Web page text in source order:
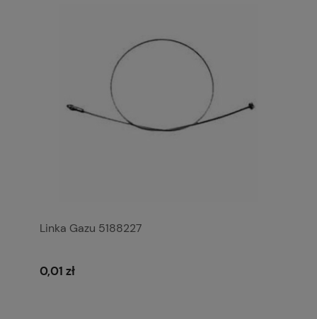
Linka Gazu 5188227
0,01 zł